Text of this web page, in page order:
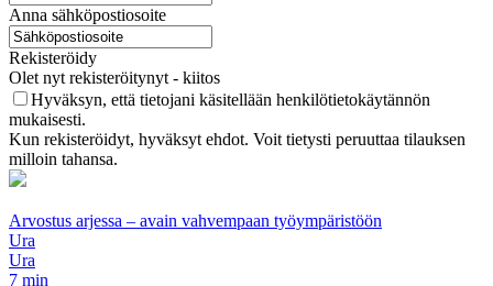
Anna sähköpostiosoite
Rekisteröidy
Olet nyt rekisteröitynyt - kiitos
Hyväksyn, että tietojani käsitellään henkilötietokäytännön
mukaisesti.
Kun rekisteröidyt, hyväksyt ehdot. Voit tietysti peruuttaa tilauksen
milloin tahansa.
Arvostus arjessa – avain vahvempaan työympäristöön
Ura
Ura
7 min